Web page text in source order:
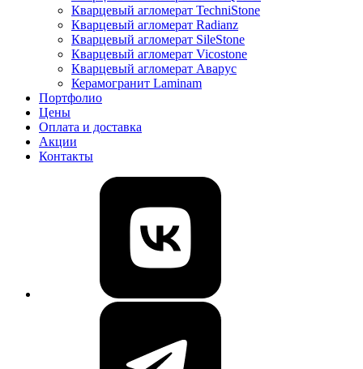
Кварцевый агломерат TechniStone
Кварцевый агломерат Radianz
Кварцевый агломерат SileStone
Кварцевый агломерат Vicostone
Кварцевый агломерат Аварус
Керамогранит Laminam
Портфолио
Цены
Оплата и доставка
Акции
Контакты